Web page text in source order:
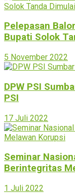
Pelepasan
Bupati Solok
5 November 2022
DPW PSI
PSI
17 Juli 2022
Seminar
Berintegritas
1 Juli 2022